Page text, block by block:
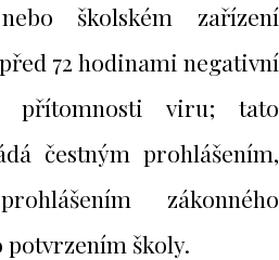
školském zařízení
72 hodinami negativní
přítomnosti viru; tato
čestným prohlášením,
zákonného
potvrzením školy.